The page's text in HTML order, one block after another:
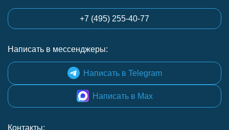
+7 (495) 255-40-77
Написать в мессенджеры:
Написать в Telegram
Написать в Max
Контакты: